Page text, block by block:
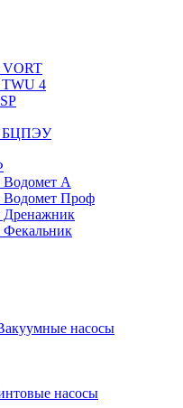
VORT
4
БЦПЭУ
А
Проф
Дренажник
насосы
насосы